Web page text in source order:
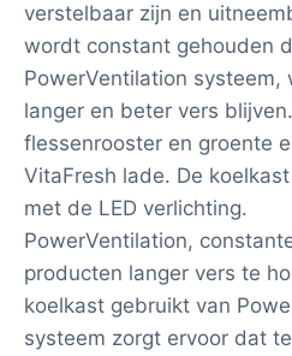
verstelbaar zijn en
wordt constant gehouden
PowerVentilation systeem,
langer en beter vers
flessenrooster en groente
VitaFresh lade. De
met de LED verlichting.
PowerVentilation,
producten langer vers te
koelkast gebruikt van
systeem zorgt ervoor dat